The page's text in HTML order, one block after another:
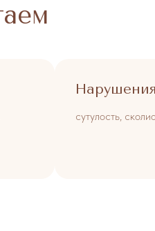
сутулость,